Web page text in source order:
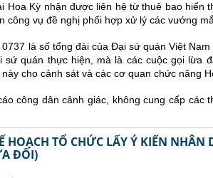
Hoa Kỳ nhận được liên hệ từ thuê bao hiển
công vụ đề nghị phối hợp xử lý các vướng
là số tổng đài của Đại sứ quán Việt
sứ quán thực hiện, mà là các cuộc gọi lừa
cho cảnh sát và các cơ quan chức năng
công dân cảnh giác, không cung cấp các
HOẠCH TỔ CHỨC LẤY Ý KIẾN
ĐỔI)